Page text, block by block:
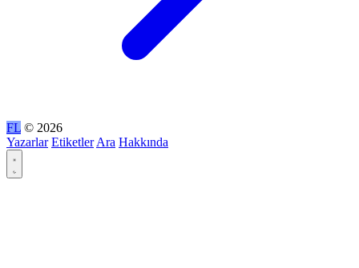
FL © 2026
Yazarlar Etiketler Ara Hakkında